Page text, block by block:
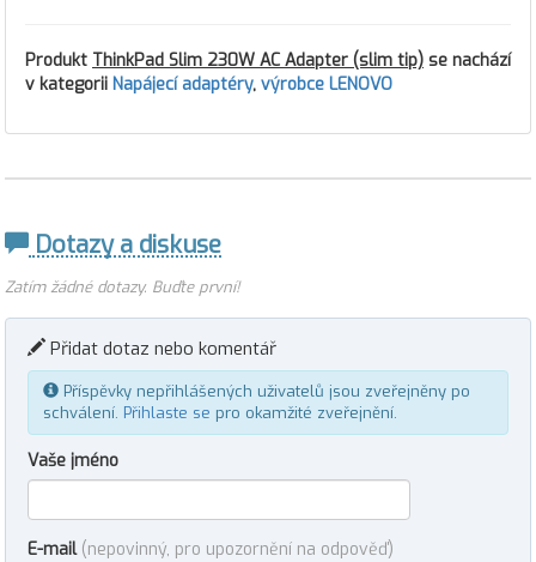
Produkt ThinkPad Slim 230W AC Adapter (slim tip) se nachází
v kategorii Napájecí adaptéry, výrobce LENOVO
Dotazy a diskuse
Zatím žádné dotazy. Buďte první!
Přidat dotaz nebo komentář
Příspěvky nepřihlášených uživatelů jsou zveřejněny po
schválení. Přihlaste se pro okamžité zveřejnění.
Vaše jméno
E-mail (nepovinný, pro upozornění na odpověď)